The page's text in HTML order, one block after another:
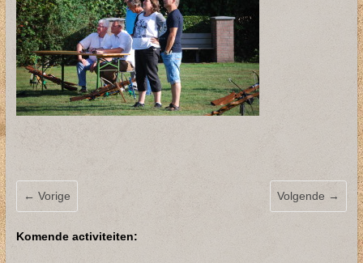
← Vorige Volgende →
Komende activiteiten: